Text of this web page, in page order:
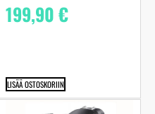
199,90€
LISÄÄ OSTOSKORIIN